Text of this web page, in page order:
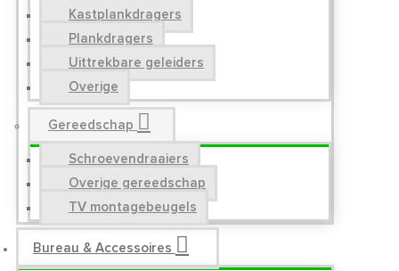
Kastplankdragers
Plankdragers
Uittrekbare geleiders
Overige
Gereedschap
Schroevendraaiers
Overige gereedschap
TV montagebeugels
Bureau & Accessoires